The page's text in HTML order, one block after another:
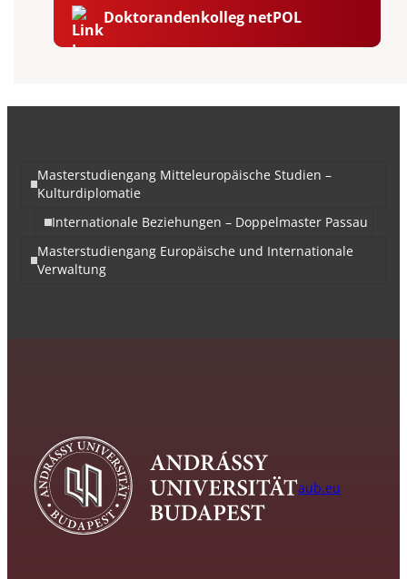
Doktorandenkolleg netPOL
Masterstudiengang Mitteleuropäische Studien –
Kulturdiplomatie
Internationale Beziehungen – Doppelmaster Passau
Masterstudiengang Europäische und Internationale
Verwaltung
aub.eu